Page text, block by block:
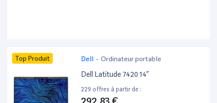
Top Produit Dell - Ordinateur portable
Dell Latitude 7420 14”
229 offres à partir de :